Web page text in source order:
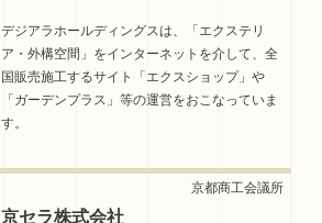
京セラ株式会社
デジアラホールディングスは、「エクステリ
ア・外構空間」をインターネットを介して、全
国販売施工するサイト「エクスショップ」や
「ガーデンプラス」等の運営をおこなっていま
す。